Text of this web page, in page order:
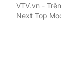
VTV.vn -
Next Top